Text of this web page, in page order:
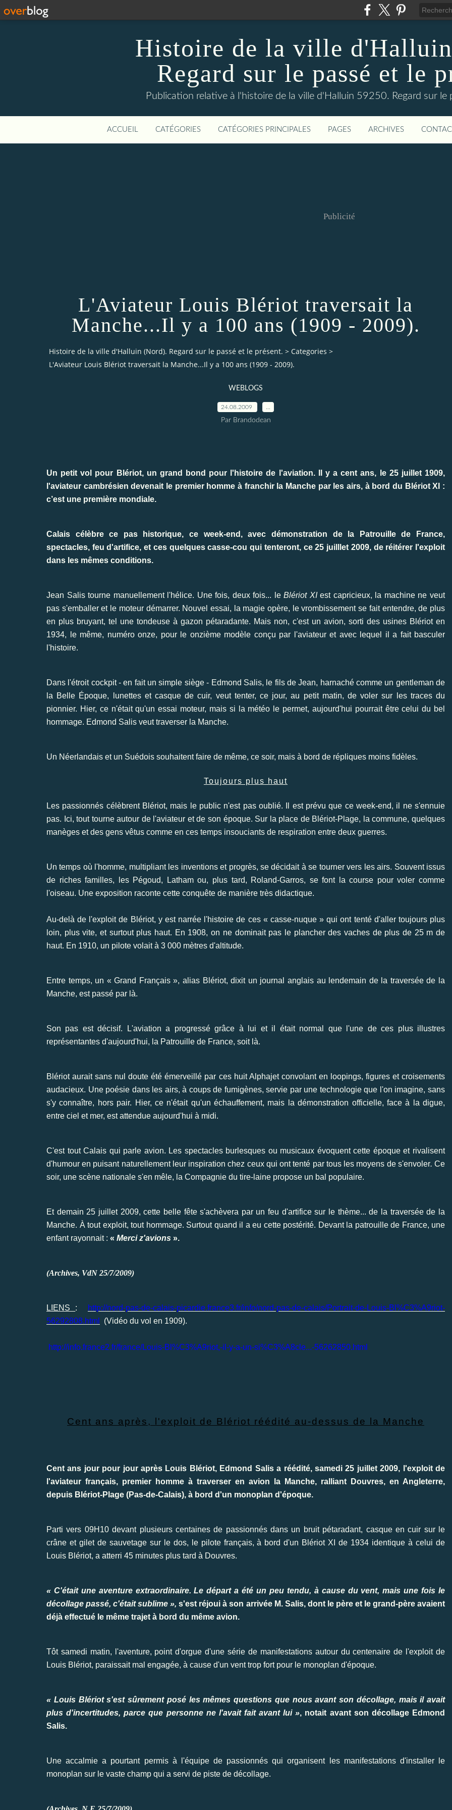
Histoire de la ville
Regard sur le passé et le
Publication relative à l'histoire de la ville d'Halluin 59250. Regard sur le
ACCUEIL CATÉGORIES CATÉGORIES PRINCIPALES PAGES ARCHIVES
Publicité
L'Aviateur Louis Blériot traversait la
Manche...Il y a 100 ans (1909 - 2009).
Histoire de la ville d'Halluin (Nord). Regard sur le passé et le présent. > Categories >
L'Aviateur Louis Blériot traversait la Manche...Il y a 100 ans (1909 - 2009).
WEBLOGS
24.08.2009
Par Brandodean
Un petit vol pour Blériot, un grand bond pour l'histoire de l'aviation. Il y a cent ans, le 25 juillet 1909,
l'aviateur cambrésien devenait le premier homme à franchir la Manche par les airs, à bord du Blériot XI :
c’est une première mondiale.
Calais célèbre ce pas historique, ce week-end, avec démonstration de la Patrouille de France,
spectacles, feu d'artifice, et ces quelques casse-cou qui tenteront, ce 25 juilllet 2009, de réitérer l'exploit
dans les mêmes conditions.
Jean Salis tourne manuellement l'hélice. Une fois, deux fois... leBlériot XIest capricieux, la machine ne veut
pas s'emballer et le moteur démarrer. Nouvel essai, la magie opère, le vrombissement se fait entendre, de plus
en plus bruyant, tel une tondeuse à gazon pétaradante. Mais non, c'est un avion, sorti des usines Blériot en
1934, le même, numéro onze, pour le onzième modèle conçu par l'aviateur et avec lequel il a fait basculer
l'histoire.
Dans l'étroit cockpit - en fait un simple siège - Edmond Salis, le fils de Jean, harnaché comme un gentleman de
la Belle Époque, lunettes et casque de cuir, veut tenter, ce jour, au petit matin, de voler sur les traces du
pionnier. Hier, ce n'était qu'un essai moteur, mais si la météo le permet, aujourd'hui pourrait être celui du bel
hommage. Edmond Salis veut traverser la Manche.
Un Néerlandais et un Suédois souhaitent faire de même, ce soir, mais à bord de répliques moins fidèles.
Toujours plus haut
Les passionnés célèbrent Blériot, mais le public n'est pas oublié. Il est prévu que ce week-end, il ne s'ennuie
pas. Ici, tout tourne autour de l'aviateur et de son époque. Sur la place de Blériot-Plage, la commune, quelques
manèges et des gens vêtus comme en ces temps insouciants de respiration entre deux guerres.
Un temps où l'homme, multipliant les inventions et progrès, se décidait à se tourner vers les airs. Souvent issus
de riches familles, les Pégoud, Latham ou, plus tard, Roland-Garros, se font la course pour voler comme
l'oiseau. Une exposition raconte cette conquête de manière très didactique.
Au-delà de l'exploit de Blériot, y est narrée l'histoire de ces « casse-nuque » qui ont tenté d'aller toujours plus
loin, plus vite, et surtout plus haut. En 1908, on ne dominait pas le plancher des vaches de plus de 25 m de
haut. En 1910, un pilote volait à 3 000 mètres d'altitude.
Entre temps, un « Grand Français », alias Blériot, dixit un journal anglais au lendemain de la traversée de la
Manche, est passé par là.
Son pas est décisif. L'aviation a progressé grâce à lui et il était normal que l'une de ces plus illustres
représentantes d'aujourd'hui, la Patrouille de France, soit là.
Blériot aurait sans nul doute été émerveillé par ces huit Alphajet convolant en loopings, figures et croisements
audacieux. Une poésie dans les airs, à coups de fumigènes, servie par une technologie que l'on imagine, sans
s'y connaître, hors pair. Hier, ce n'était qu'un échauffement, mais la démonstration officielle, face à la digue,
entre ciel et mer, est attendue aujourd'hui à midi.
C'est tout Calais qui parle avion. Les spectacles burlesques ou musicaux évoquent cette époque et rivalisent
d'humour en puisant naturellement leur inspiration chez ceux qui ont tenté par tous les moyens de s'envoler. Ce
soir, une scène nationale s'en mêle, la Compagnie du tire-laine propose un bal populaire.
Et demain 25 juillet 2009, cette belle fête s'achèvera par un feu d'artifice sur le thème... de la traversée de la
Manche. À tout exploit, tout hommage. Surtout quand il a eu cette postérité. Devant la patrouille de France, une
enfant rayonnait : « Merci z'avions ».
(Archives, VdN 25/7/2009)
LIENS :
http://nord-pas-de-calais-picardie.france3.fr/info/nord-pas-de-calais/Portrait-de-Louis-Bl%C3%A9riot-
56292808.html
(Vidéo du vol en 1909).
http://info.france2.fr/france/Louis-Bl%C3%A9riot,-il-y-a-un-si%C3%A8cle...-56262850.html
Cent ans après, l'exploit de Blériot réédité au-dessus de la Manche
Cent ans jour pour jour après Louis Blériot, Edmond Salis a réédité, samedi 25 juillet 2009, l'exploit de
l'aviateur français, premier homme à traverser en avion la Manche, ralliant Douvres, en Angleterre,
depuis Blériot-Plage (Pas-de-Calais), à bord d'un monoplan d'époque.
Parti vers 09H10 devant plusieurs centaines de passionnés dans un bruit pétaradant, casque en cuir sur le
crâne et gilet de sauvetage sur le dos, le pilote français, à bord d'un Blériot XI de 1934 identique à celui de
Louis Blériot, a atterri 45 minutes plus tard à Douvres.
« C'était une aventure extraordinaire. Le départ a été un peu tendu, à cause du vent, mais une fois le
décollage passé, c'était sublime », s'est réjoui à son arrivée M. Salis, dont le père et le grand-père avaient
déjà effectué le même trajet à bord du même avion.
Tôt samedi matin, l'aventure, point d'orgue d'une série de manifestations autour du centenaire de l'exploit de
Louis Blériot, paraissait mal engagée, à cause d'un vent trop fort pour le monoplan d'époque.
« Louis Blériot s'est sûrement posé les mêmes questions que nous avant son décollage, mais il avait
plus d'incertitudes, parce que personne ne l'avait fait avant lui », notait avant son décollage Edmond
Salis.
Une accalmie a pourtant permis à l'équipe de passionnés qui organisent les manifestations d'installer le
monoplan sur le vaste champ qui a servi de piste de décollage.